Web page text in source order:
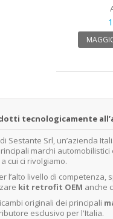
tecnologicamente
Sestante Srl, un’azienda
marchi automobilistici
cui ci rivolgiamo.
l’alto livello di
kit retrofit OEM anche
originali dei principali
esclusivo per l'Italia.